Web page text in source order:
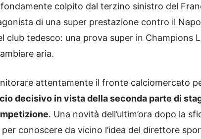
colpito dal terzino sinistro del
di una super prestazione contro il
club tedesco: una prova super in Champions
aria.
attentamente il fronte calciomercato
decisivo in vista della seconda parte di
. Una novità dell’ultim’ora dopo la
conoscere da vicino l’idea del direttore